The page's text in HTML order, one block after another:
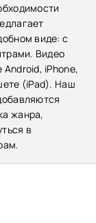
виде: с
Видео
iPhone,
(iPad). Наш
жанра,
в